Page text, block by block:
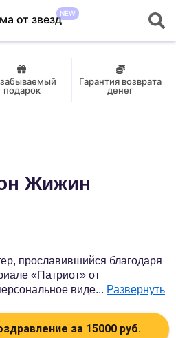
от звездNEW
подарок
Гарантия возврата
денег
Жижин
прославившийся благодаря
«Патриот» от
виде... Развернуть
за 15000руб.